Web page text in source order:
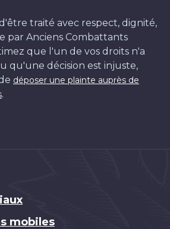
traité avec respect, dignité,
par Anciens Combattants
que l'un de vos droits n'a
qu'une décision est injuste,
déposer une plainte auprès de
.
mobiles